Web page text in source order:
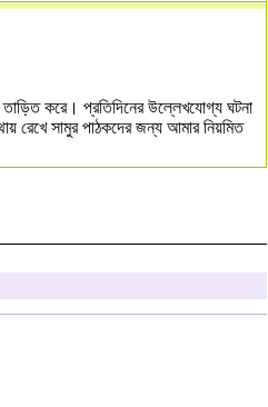
করে। প্রতিদিনের উল্লেখযোগ্য ঘটনা
রেখে সামুর পাঠকদের জন্য আমার নিয়মিত